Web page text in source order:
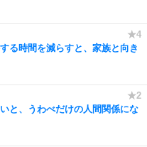
る時間を減らすと、家族と向き
と、うわべだけの人間関係にな